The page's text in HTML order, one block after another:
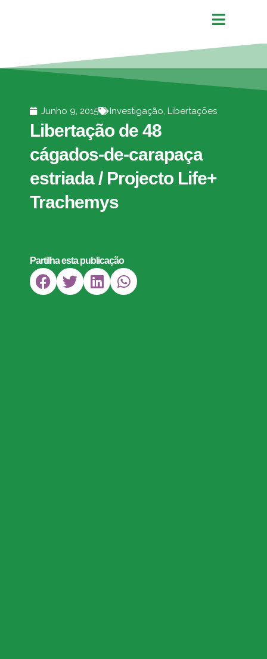
Junho 9, 2015 Investigação, Libertações
Libertação de 48
cágados-de-carapaça
estriada / Projecto Life+
Trachemys
Partilha esta publicação